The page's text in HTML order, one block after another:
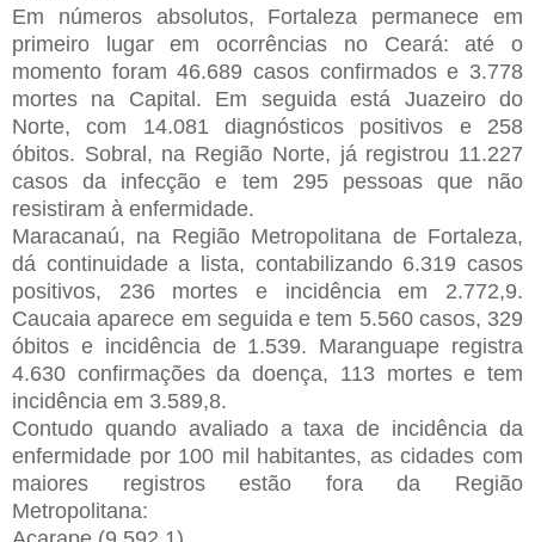
Em números absolutos, Fortaleza permanece em
primeiro lugar em ocorrências no Ceará: até o
momento foram 46.689 casos confirmados e 3.778
mortes na Capital. Em seguida está Juazeiro do
Norte, com 14.081 diagnósticos positivos e 258
óbitos. Sobral, na Região Norte, já registrou 11.227
casos da infecção e tem 295 pessoas que não
resistiram à enfermidade.
Maracanaú, na Região Metropolitana de Fortaleza,
dá continuidade a lista, contabilizando 6.319 casos
positivos, 236 mortes e incidência em 2.772,9.
Caucaia aparece em seguida e tem 5.560 casos, 329
óbitos e incidência de 1.539. Maranguape registra
4.630 confirmações da doença, 113 mortes e tem
incidência em 3.589,8.
Contudo quando avaliado a taxa de incidência da
enfermidade por 100 mil habitantes, as cidades com
maiores registros estão fora da Região
Metropolitana: